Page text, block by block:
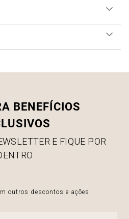
é fácil. Confira maiores
BENEFÍCIOS
E FIQUE POR
outros descontos e ações.